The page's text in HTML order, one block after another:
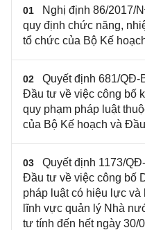
01
Nghị định 86/2017/
quy định chức năng,
tổ chức của Bộ Kế
02
Quyết định 681/QĐ-
Đầu tư về việc công bố
quy phạm pháp luật
của Bộ Kế hoạch và
03
Quyết định 1173/
Đầu tư về việc công bố
pháp luật có hiệu lực
lĩnh vực quản lý Nhà
tư tính đến hết ngày 30/